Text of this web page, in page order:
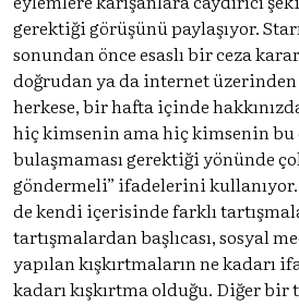
gerektiği görüşünü paylaşıyor.
sonundan önce esaslı bir ceza
doğrudan ya da internet üzerinden
herkese, bir hafta içinde
hiç kimsenin ama hiç kimsenin bu
bulaşmaması gerektiği yönünde
göndermeli” ifadelerini
de kendi içerisinde farklı
tartışmalardan başlıcası, sosyal
yapılan kışkırtmaların ne kadarı
kadarı kışkırtma olduğu. Diğer bir